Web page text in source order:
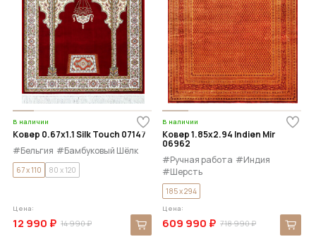
В наличии
Ковер 0.67x1.1 Silk Touch 07147
#Бельгия #Бамбуковый Шёлк
67 x 110 80 x 120
Цена:
14 990 ₽
12 990 ₽
В наличии
Ковер 1.85x2.94 Indien Mir
06962
#Ручная работа #Индия
#Шерсть
185 x 294
Цена:
718 990 ₽
609 990 ₽